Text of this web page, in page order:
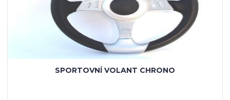
SPORTOVNÍ VOLANT CHRONO